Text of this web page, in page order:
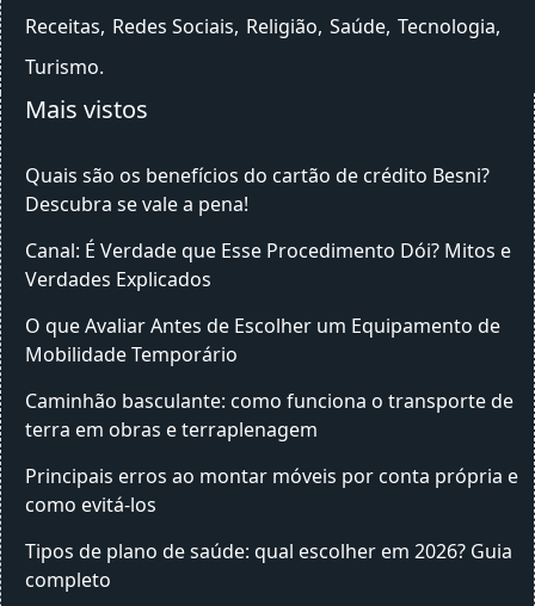
Receitas Redes Sociais Religião Saúde Tecnologia
Turismo
Mais vistos
Quais são os benefícios do cartão de crédito Besni?
Descubra se vale a pena!
Canal: É Verdade que Esse Procedimento Dói? Mitos e
Verdades Explicados
O que Avaliar Antes de Escolher um Equipamento de
Mobilidade Temporário
Caminhão basculante: como funciona o transporte de
terra em obras e terraplenagem
Principais erros ao montar móveis por conta própria e
como evitá-los
Tipos de plano de saúde: qual escolher em 2026? Guia
completo